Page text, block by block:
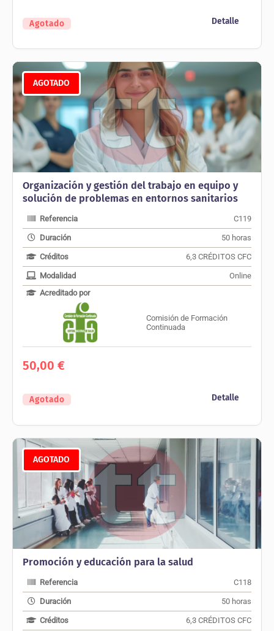
Agotado Detalle
AGOTADO
Organización y gestión del trabajo en equipo y
solución de problemas en entornos sanitarios
Referencia C119
Duración 50 horas
Créditos 6,3 CRÉDITOS CFC
Modalidad
Online
Acreditado por
Comisión de Formación
Continuada
50,00€
Agotado Detalle
AGOTADO
Promoción y educación para la salud
Referencia C118
Duración 50 horas
Créditos 6,3 CRÉDITOS CFC